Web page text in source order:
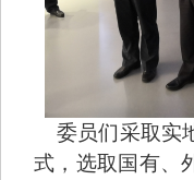
委员们采取实
式，选取国有、